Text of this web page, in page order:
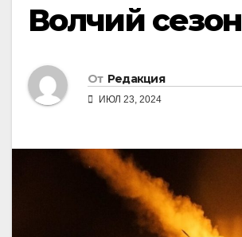
Волчий сезон
От Редакция
ИЮЛ 23, 2024